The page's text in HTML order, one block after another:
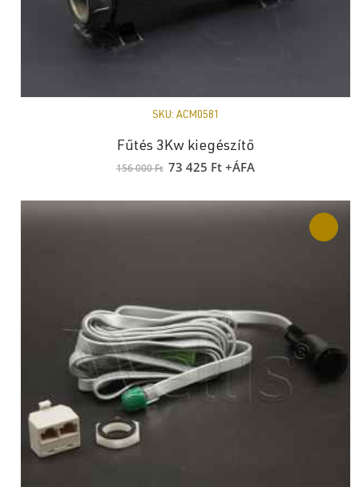
SKU: ACM0581
Fűtés 3Kw kiegészítő
156 000Ft Original
156
73 425 FtCurrent
73
+ÁFA